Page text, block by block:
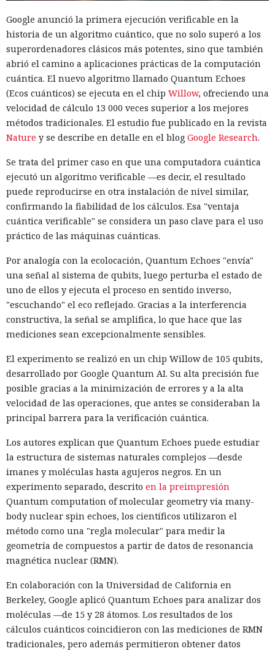
Google anunció la primera ejecución verificable en la
historia de un algoritmo cuántico, que no solo superó a los
superordenadores clásicos más potentes, sino que también
abrió el camino a aplicaciones prácticas de la computación
cuántica. El nuevo algoritmo llamado Quantum Echoes
(Ecos cuánticos) se ejecuta en el chip Willow, ofreciendo una
velocidad de cálculo 13 000 veces superior a los mejores
métodos tradicionales. El estudio fue publicado en la revista
Nature y se describe en detalle en el blog Google Research.
Se trata del primer caso en que una computadora cuántica
ejecutó un algoritmo verificable —es decir, el resultado
puede reproducirse en otra instalación de nivel similar,
confirmando la fiabilidad de los cálculos. Esa "ventaja
cuántica verificable" se considera un paso clave para el uso
práctico de las máquinas cuánticas.
Por analogía con la ecolocación, Quantum Echoes "envía"
una señal al sistema de qubits, luego perturba el estado de
uno de ellos y ejecuta el proceso en sentido inverso,
"escuchando" el eco reflejado. Gracias a la interferencia
constructiva, la señal se amplifica, lo que hace que las
mediciones sean excepcionalmente sensibles.
El experimento se realizó en un chip Willow de 105 qubits,
desarrollado por Google Quantum AI. Su alta precisión fue
posible gracias a la minimización de errores y a la alta
velocidad de las operaciones, que antes se consideraban la
principal barrera para la verificación cuántica.
Los autores explican que Quantum Echoes puede estudiar
la estructura de sistemas naturales complejos —desde
imanes y moléculas hasta agujeros negros. En un
experimento separado, descrito en la preimpresión
Quantum computation of molecular geometry via many-
body nuclear spin echoes, los científicos utilizaron el
método como una "regla molecular" para medir la
geometría de compuestos a partir de datos de resonancia
magnética nuclear (RMN).
En colaboración con la Universidad de California en
Berkeley, Google aplicó Quantum Echoes para analizar dos
moléculas —de 15 y 28 átomos. Los resultados de los
cálculos cuánticos coincidieron con las mediciones de RMN
tradicionales, pero además permitieron obtener datos